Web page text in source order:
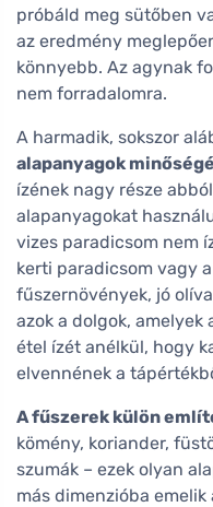
próbáld meg sütőben
az eredmény
könnyebb. Az agynak
nem forradalomra.
A harmadik, sokszor
alapanyagok
ízének nagy része
alapanyagokat
vizes paradicsom nem
kerti paradicsom vagy
fűszernövények, jó
azok a dolgok,
étel ízét anélkül, hogy
elvennének a
A fűszerek külön
kömény, koriander,
szumák – ezek olyan
más dimenzióba